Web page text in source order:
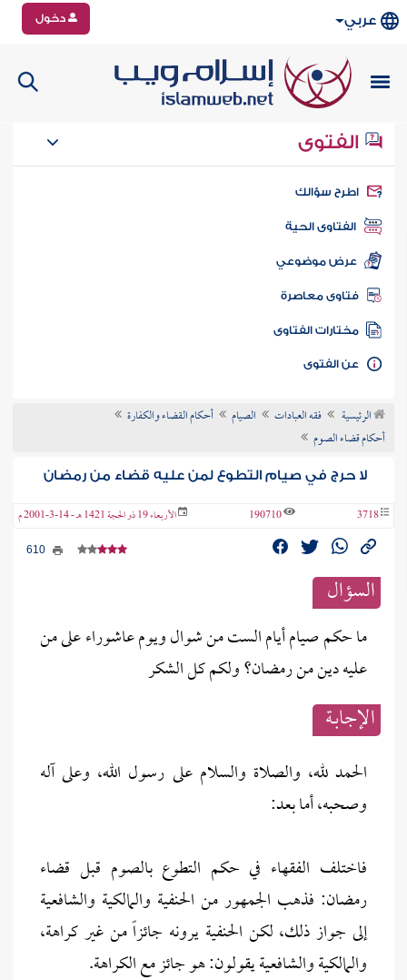
عربي دخول
الفتوى
سؤالك
الفتاوى الحية
عرض موضوعي
فتاوى معاصرة
مختارات الفتاوى
الفتوى
الرئيسية فقه العبادات الصيام
أحكام القضاء والكفارة
أحكام قضاء الصوم
لا حرج في صيام التطوع لمن عليه قضاء من رمضان
3718
190710 الأربعاء 19 ذو الحجة 1421 هـ - 14-3-2001 م
السؤال
ما حكم صيام أيام الست من شوال ويوم عاشوراء على من
عليه دين من رمضان؟ ولكم كل الشكر
الإجابــة
الحمد لله، والصلاة والسلام على رسول الله، وعلى آله
وصحبه، أما بعد:
فاختلف الفقهاء في حكم التطوع بالصوم قبل قضاء
رمضان: فذهب الجمهور من الحنفية والمالكية والشافعية
إلى جواز ذلك، لكن الحنفية يرونه جائزاً من غير كراهة،
والمالكية والشافعية يقولون: هو جائز مع الكراهة.